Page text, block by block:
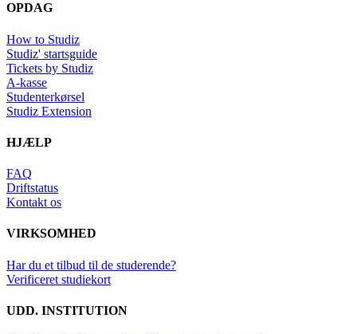
OPDAG
How to Studiz
Studiz' startsguide
Tickets by Studiz
A-kasse
Studenterkørsel
Studiz Extension
HJÆLP
FAQ
Driftstatus
Kontakt os
VIRKSOMHED
Har du et tilbud til de studerende?
Verificeret studiekort
UDD. INSTITUTION